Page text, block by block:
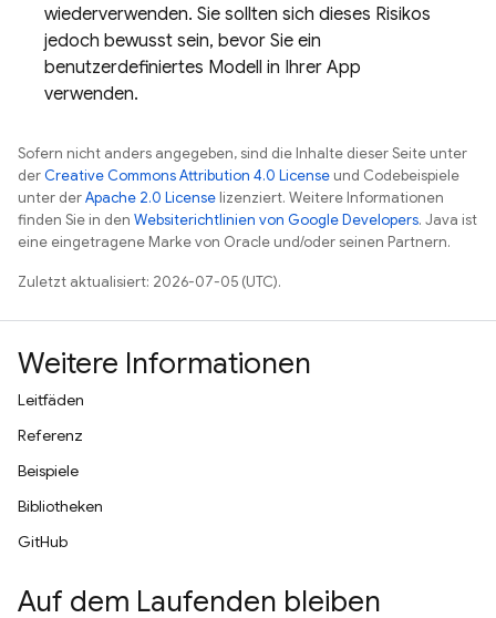
wiederverwenden. Sie sollten sich dieses Risikos
jedoch bewusst sein, bevor Sie ein
benutzerdefiniertes Modell in Ihrer App
verwenden.
Sofern nicht anders angegeben, sind die Inhalte dieser Seite unter
derCreative Commons Attribution 4.0 License und Codebeispiele
unter derApache 2.0 License lizenziert. Weitere Informationen
finden Sie in den Websiterichtlinien von Google Developers. Java ist
eine eingetragene Marke von Oracle und/oder seinen Partnern.
Zuletzt aktualisiert: 2026-07-05 (UTC).
Weitere Informationen
Leitfäden
Referenz
Beispiele
Bibliotheken
GitHub
Auf dem Laufenden bleiben